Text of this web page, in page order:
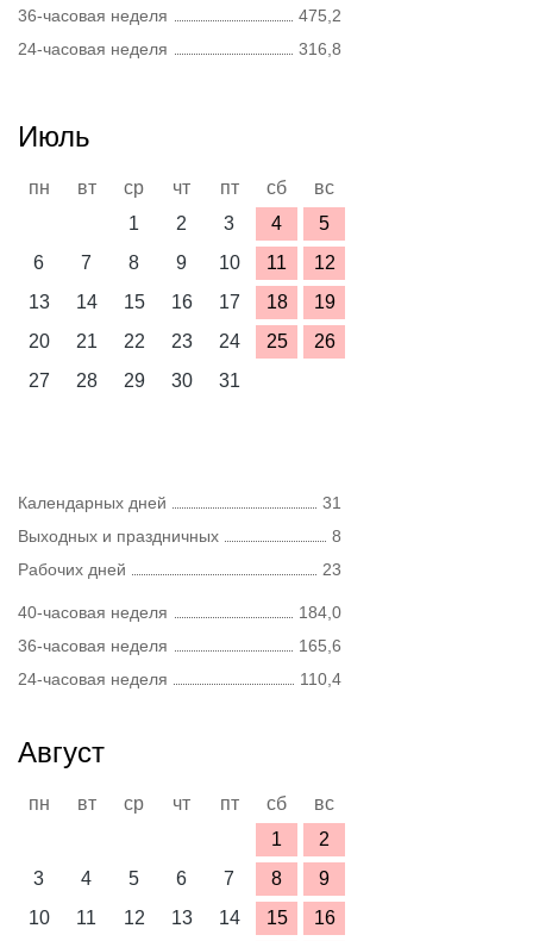
36-часовая неделя
475,2
24-часовая неделя
316,8
Июль
пн вт ср чт пт сб
вс
1
2 3 4
5
6
7 8 9 10 11
12
13
14 15 16 17 18
19
20
21 22 23 24 25
26
27
28 29 30 31
Календарных дней
31
Выходных и праздничных
8
Рабочих дней
23
40-часовая неделя
184,0
36-часовая неделя
165,6
24-часовая неделя
110,4
Август
пн вт ср чт пт сб
вс
1
2
3
4 5 6 7 8
9
10
11 12 13 14 15
16